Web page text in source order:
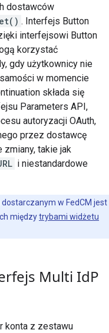
dostawców
. Interfejs Button
interfejsowi Button
korzystać
gdy użytkownicy nie
w momencie
składa się
Parameters API,
autoryzacji OAuth,
przez dostawcę
takie jak
i niestandardowe
w FedCM jest
międzytrybami widżetu
Multi IdP
konta z zestawu